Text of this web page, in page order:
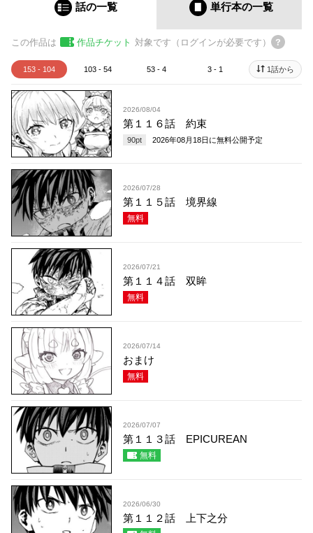
話の一覧 単行本の一覧
この作品は 作品チケット 対象です（ログインが必要です）
153 - 104 103 - 54 53 - 4 3 - 1 1話から
2026/08/04
第１１６話 約束
90pt 2026年08月18日 に無料公開予定
2026/07/28
第１１５話 境界線
無料
2026/07/21
第１１４話 双眸
無料
2026/07/14
おまけ
無料
2026/07/07
第１１３話 EPICUREAN
無料
2026/06/30
第１１２話 上下之分